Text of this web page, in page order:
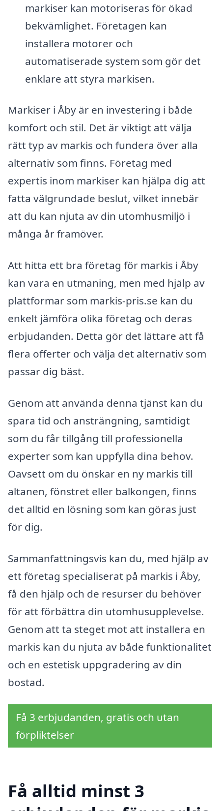
markiser kan motoriseras för ökad
bekvämlighet. Företagen kan
installera motorer och
automatiserade system som gör det
enklare att styra markisen.
Markiser i Åby är en investering i både
komfort och stil. Det är viktigt att välja
rätt typ av markis och fundera över alla
alternativ som finns. Företag med
expertis inom markiser kan hjälpa dig att
fatta välgrundade beslut, vilket innebär
att du kan njuta av din utomhusmiljö i
många år framöver.
Att hitta ett bra företag för markis i Åby
kan vara en utmaning, men med hjälp av
plattformar som markis-pris.se kan du
enkelt jämföra olika företag och deras
erbjudanden. Detta gör det lättare att få
flera offerter och välja det alternativ som
passar dig bäst.
Genom att använda denna tjänst kan du
spara tid och ansträngning, samtidigt
som du får tillgång till professionella
experter som kan uppfylla dina behov.
Oavsett om du önskar en ny markis till
altanen, fönstret eller balkongen, finns
det alltid en lösning som kan göras just
för dig.
Sammanfattningsvis kan du, med hjälp av
ett företag specialiserat på markis i Åby,
få den hjälp och de resurser du behöver
för att förbättra din utomhusupplevelse.
Genom att ta steget mot att installera en
markis kan du njuta av både funktionalitet
och en estetisk uppgradering av din
bostad.
Få 3 erbjudanden, gratis och utan
förpliktelser
Få alltid minst 3